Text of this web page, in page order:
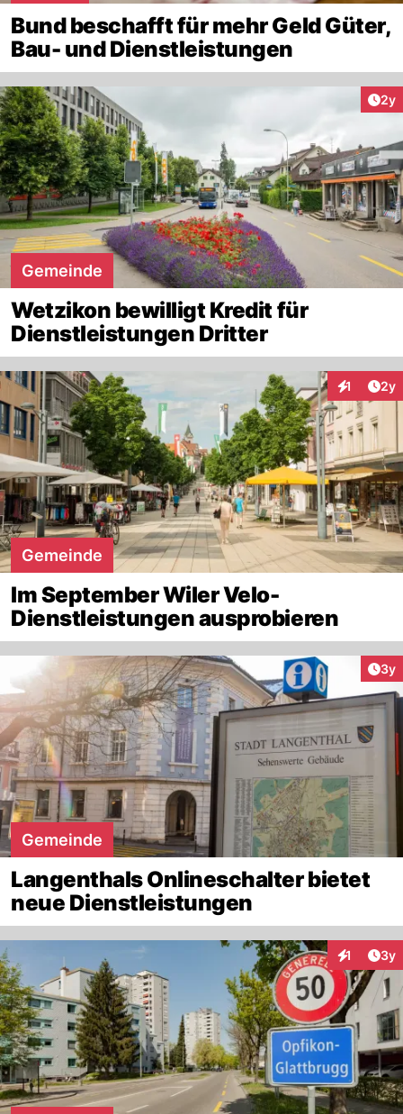
Bund beschafft für mehr Geld Güter,
Bau- und Dienstleistungen
2y
Gemeinde
Wetzikon bewilligt Kredit für
Dienstleistungen Dritter
1 2y
Gemeinde
Im September Wiler Velo-
Dienstleistungen ausprobieren
3y
Gemeinde
Langenthals Onlineschalter bietet
neue Dienstleistungen
1 3y